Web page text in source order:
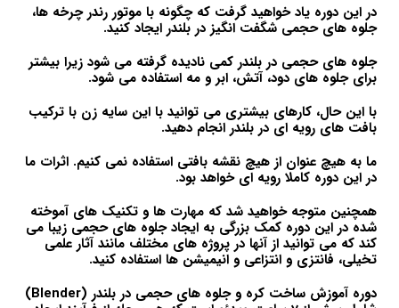
در این دوره یاد خواهید گرفت که چگونه با موتور رندر چرخه ها،
جلوه های حجمی شگفت انگیز در بلندر ایجاد کنید.
جلوه های حجمی در بلندر کمی نادیده گرفته می شود زیرا بیشتر
برای جلوه های دود، آتش، ابر و مه استفاده می شود.
با این حال، کارهای بیشتری می توانید با این سایه زن با ترکیب
بافت های رویه ای در بلندر انجام دهید.
ما به هیچ عنوان از هیچ نقشه بافتی استفاده نمی کنیم. اثرات ما
در این دوره کاملا رویه ای خواهد بود.
همچنین متوجه خواهید شد که مهارت ها و تکنیک های آموخته
شده در این دوره کمک بزرگی به ایجاد جلوه های حجمی زیبا می
کند که می توانید از آنها در پروژه های مختلف مانند آثار علمی
تخیلی، فانتزی و انتزاعی و انیمیشن ها استفاده کنید.
دوره آموزش ساخت کره و جلوه های حجمی در بلندر (Blender)